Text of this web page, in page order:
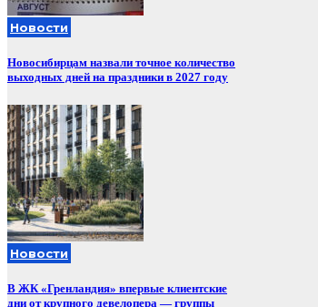
Новости
Новосибирцам назвали точное количество
выходных дней на праздники в 2027 году
Новости
В ЖК «Гренландия» впервые клиентские
дни от крупного девелопера — группы